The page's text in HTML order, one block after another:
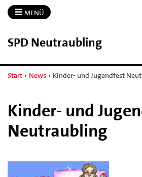
MENÜ
SPD Neutraubling
Start › News › Kinder- und Jugendfest
Kinder- und
Neutraubling